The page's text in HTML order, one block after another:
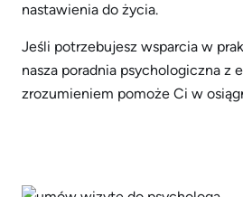
nastawienia do życia.
Jeśli potrzebujesz wsparcia w
nasza poradnia psychologiczna z
zrozumieniem pomoże Ci w